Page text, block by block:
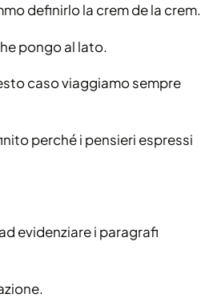
definirlo la crem de la crem.
pongo al lato.
caso viaggiamo sempre
perché i pensieri espressi
evidenziare i paragrafi